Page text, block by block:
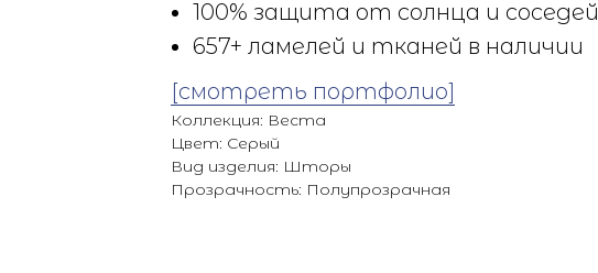
100% защита от солнца и соседей
657+ ламелей и тканей в наличии
[смотреть портфолио]
Коллекция: Веста
Цвет: Серый
Вид изделия: Шторы
Прозрачность: Полупрозрачная